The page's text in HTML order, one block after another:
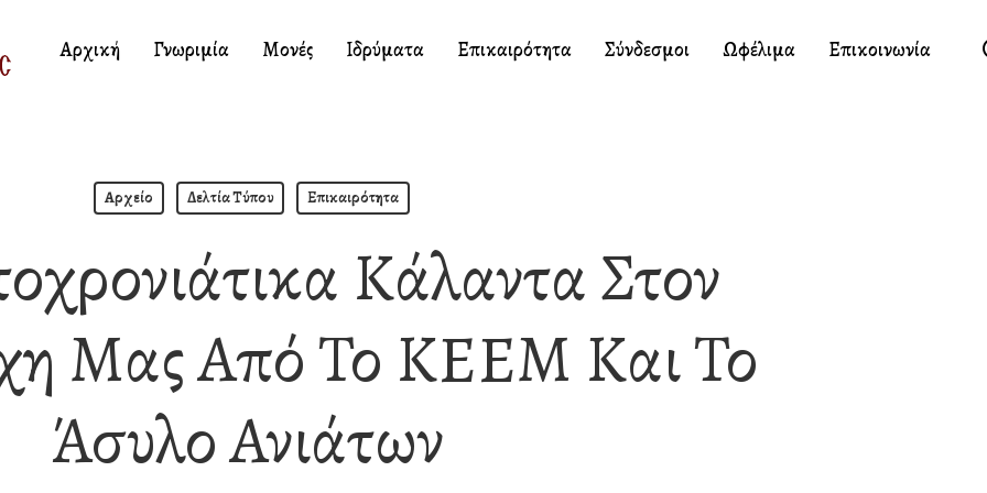
Αρχική Γνωριμία Μονές Ιδρύματα Επικαιρότητα Σύνδεσμοι Ωφέλιμα Επικοινωνία
Αρχείο Δελτία Τύπου Επικαιρότητα
Κάλαντα Στον
Μας Από Το ΚΕΕΜ Και Το
Άσυλο Ανιάτων